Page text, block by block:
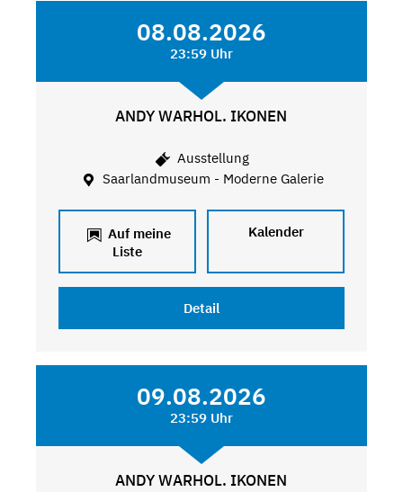
08.08.2026
23:59 Uhr
ANDY WARHOL. IKONEN
Ausstellung
Saarlandmuseum - Moderne Galerie
Auf meine
Liste
Kalender
Detail
09.08.2026
23:59 Uhr
ANDY WARHOL. IKONEN